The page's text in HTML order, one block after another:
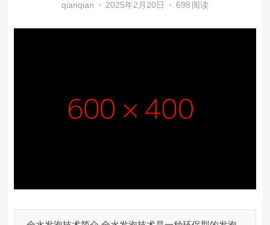
qianqian • 2025年2月20日 • 698 阅读